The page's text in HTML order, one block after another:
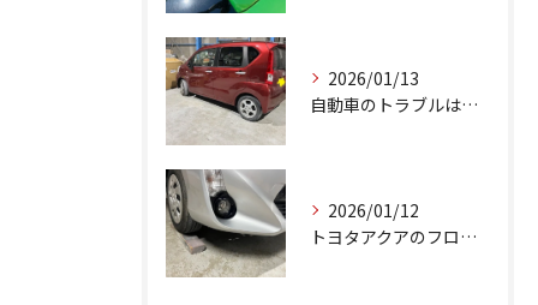
2026/01/13
自動車のトラブルは、日常生活において避けられない出来事の一つ...
2026/01/12
トヨタアクアのフロントバンパーの右下側を縁石にぶつけてできた...